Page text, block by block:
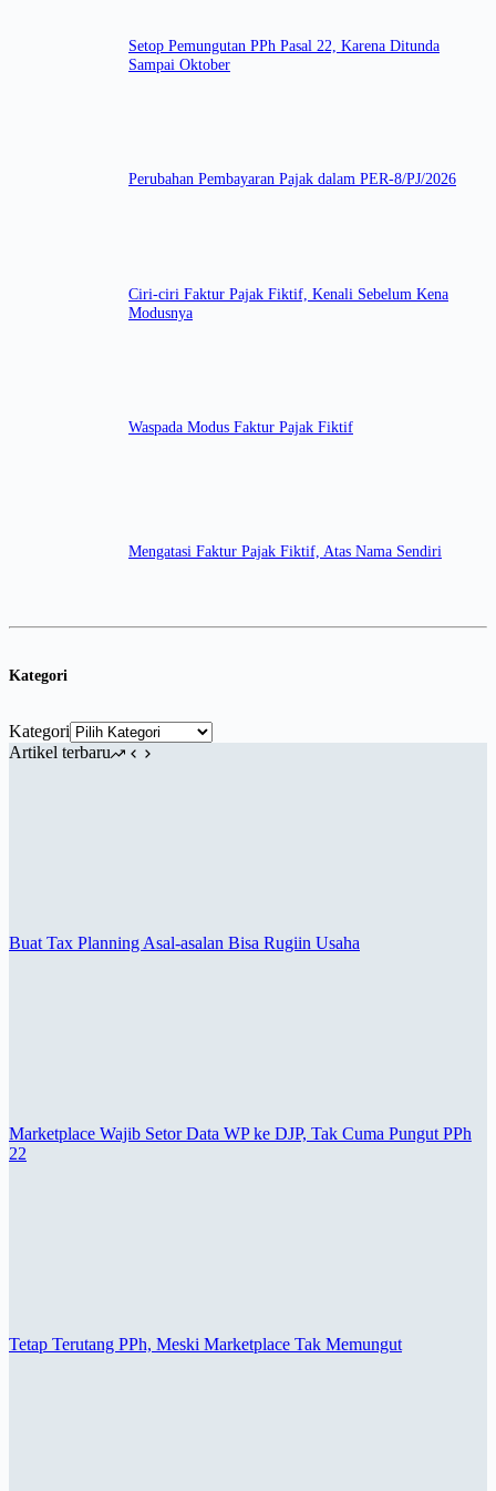
Setop Pemungutan PPh Pasal 22, Karena Ditunda
Sampai Oktober
Perubahan Pembayaran Pajak dalam PER-8/PJ/2026
Ciri-ciri Faktur Pajak Fiktif, Kenali Sebelum Kena
Modusnya
Waspada Modus Faktur Pajak Fiktif
Mengatasi Faktur Pajak Fiktif, Atas Nama Sendiri
Kategori
Kategori
Artikel terbaru
Buat Tax Planning Asal-asalan Bisa Rugiin Usaha
Marketplace Wajib Setor Data WP ke DJP, Tak Cuma Pungut PPh
22
Tetap Terutang PPh, Meski Marketplace Tak Memungut